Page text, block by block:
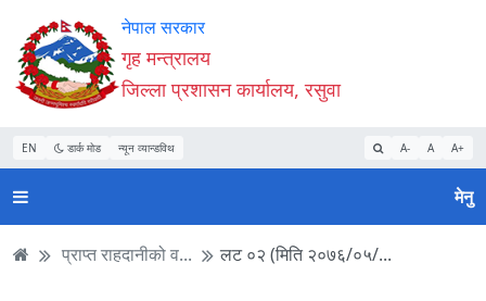
Accessibility
Mode
सुरु
गर्नुहोस्
सामाग्री
पढ्नुहाेस्
नेभिगेसन
पढ्नुहाेस्
वेबसाइट
खोजमा
जानुहोस्
नेपाल सरकार
गृह मन्त्रालय
जिल्ला प्रशासन कार्यालय, रसुवा
EN डार्क मोड न्यून व्यान्डविथ A- A A+
मेनु
प्राप्त राहदानीको व... लट ०२ (मिति २०७६/०५/...